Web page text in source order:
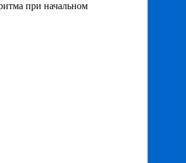
при начальном